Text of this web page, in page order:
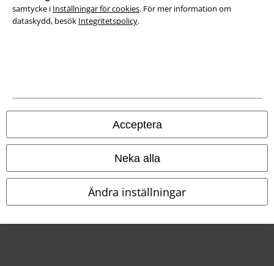
samtycke i Inställningar för cookies. För mer information om
dataskydd, besök Integritetspolicy.
Acceptera
Neka alla
Ändra inställningar
Information om tillgänglighet
Våra onlinebutiker